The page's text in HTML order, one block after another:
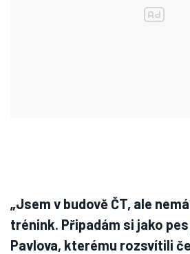
„Jsem v budově ČT, ale
trénink. Připadám si jako
Pavlova, kterému rozsvítili